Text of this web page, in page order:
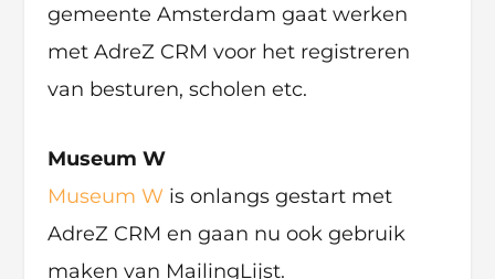
gemeente Amsterdam gaat werken
met AdreZ CRM voor het registreren
van besturen, scholen etc.
Museum W
Museum Wis onlangs gestart met
AdreZ CRM en gaan nu ook gebruik
maken van MailingLijst.